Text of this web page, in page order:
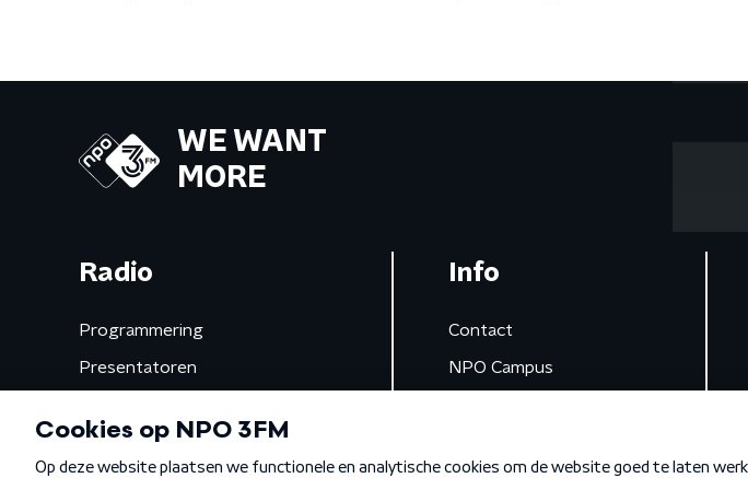
WE WANT
MORE
Radio
Programmering
Presentatoren
Gemist
Info
Contact
NPO Campus